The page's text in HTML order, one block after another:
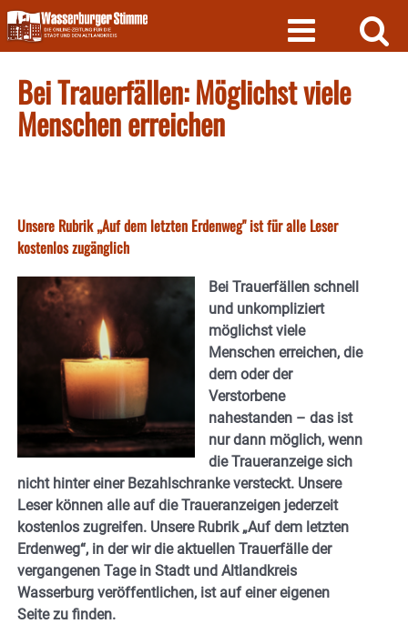
Skip
to
content
Bei Trauerfällen: Möglichst viele
Menschen erreichen
Unsere Rubrik „Auf dem letzten Erdenweg" ist für alle Leser
kostenlos zugänglich
Bei Trauerfällen schnell
und unkompliziert
möglichst viele
Menschen erreichen, die
dem oder der
Verstorbene
nahestanden – das ist
nur dann möglich, wenn
die Traueranzeige sich
nicht hinter einer Bezahlschranke versteckt. Unsere
Leser können alle auf die Traueranzeigen jederzeit
kostenlos zugreifen. Unsere Rubrik „Auf dem letzten
Erdenweg“, in der wir die aktuellen Trauerfälle der
vergangenen Tage in Stadt und Altlandkreis
Wasserburg veröffentlichen, ist auf einer eigenen
Seite zu finden.